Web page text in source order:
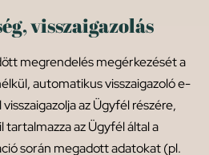
visszaigazolás
megrendelés megérkezését a
automatikus visszaigazoló e-
az Ügyfél részére,
tartalmazza az Ügyfél által a
során megadott adatokat (pl.